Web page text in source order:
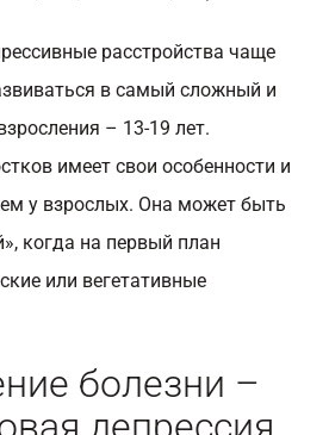
расстройства чаще
в самый сложный и
– 13-19 лет.
имеет свои особенности и
у взрослых. Она может быть
когда на первый план
или вегетативные
болезни –